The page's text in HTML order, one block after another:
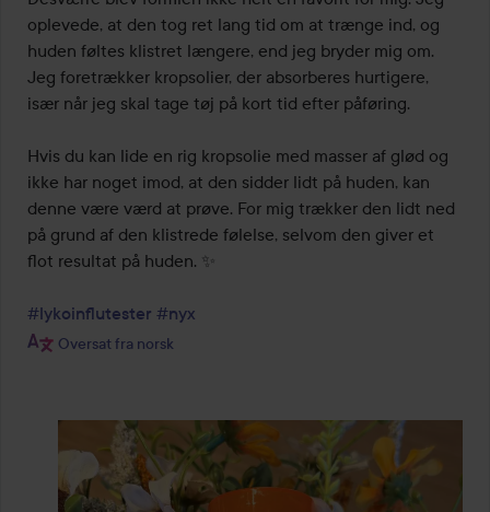
oplevede, at den tog ret lang tid om at trænge ind, og
huden føltes klistret længere, end jeg bryder mig om.
Jeg foretrækker kropsolier, der absorberes hurtigere,
især når jeg skal tage tøj på kort tid efter påføring.
Hvis du kan lide en rig kropsolie med masser af glød og
ikke har noget imod, at den sidder lidt på huden, kan
denne være værd at prøve. For mig trækker den lidt ned
på grund af den klistrede følelse, selvom den giver et
flot resultat på huden. ✨
#lykoinflutester #nyx
Oversat fra norsk